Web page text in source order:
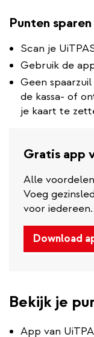
Punten
Scan je
Gebruik de
Geen
de kassa- of
je kaart te
Gratis app
Alle
Voeg
voor iedereen.
Download
Bekijk je
App van